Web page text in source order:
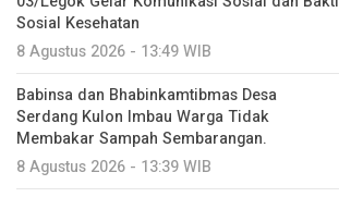
Sosial Kesehatan
8 Agustus 2026 - 13:49 WIB
Babinsa dan Bhabinkamtibmas Desa
Serdang Kulon Imbau Warga Tidak
Membakar Sampah Sembarangan.
8 Agustus 2026 - 13:39 WIB